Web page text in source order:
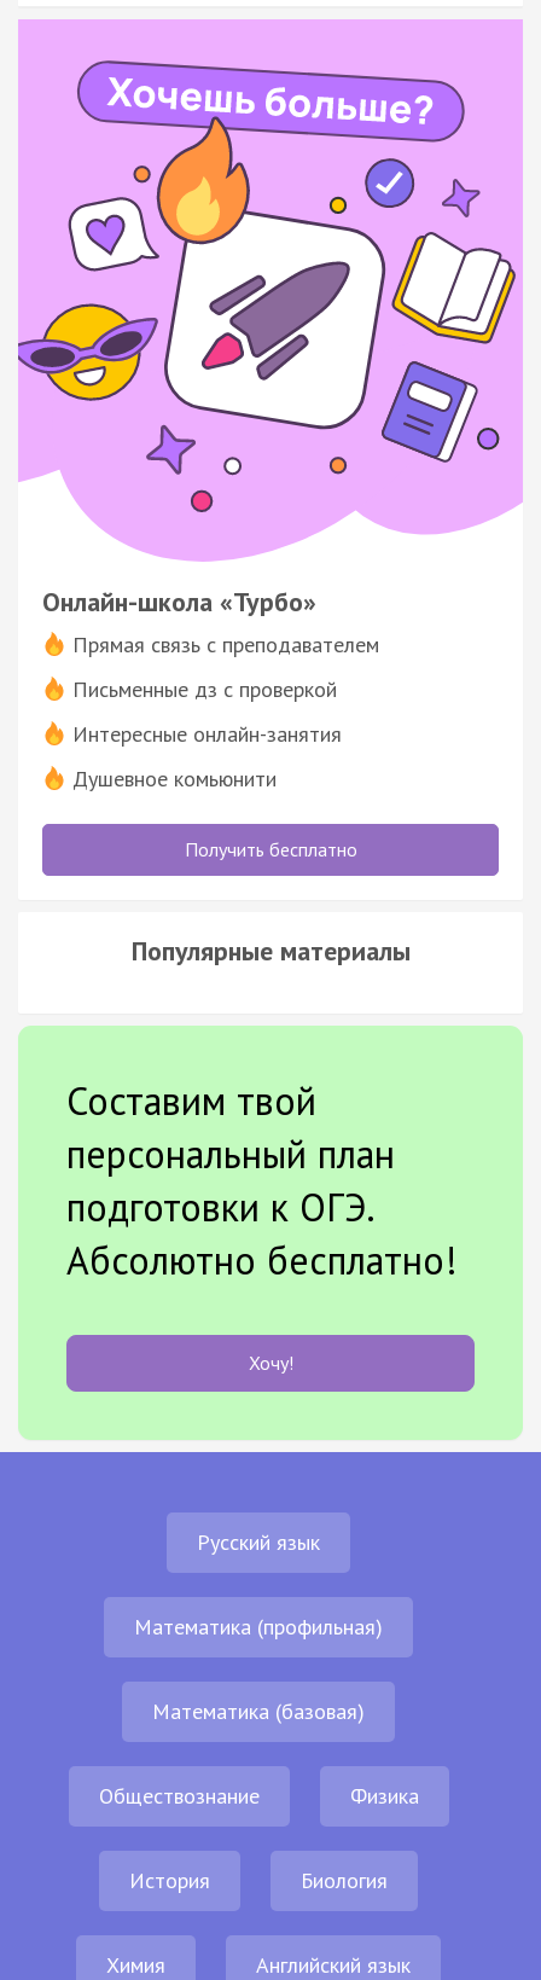
Онлайн-школа «Турбо»
Прямая связь с преподавателем
Письменные дз с проверкой
Интересные онлайн-занятия
Душевное комьюнити
Получить бесплатно
Популярные материалы
Составим твой
персональный план
подготовки к ОГЭ.
Абсолютно бесплатно!
Хочу!
Русский язык
Математика (профильная)
Математика (базовая)
Обществознание Физика
История Биология
Химия Английский язык